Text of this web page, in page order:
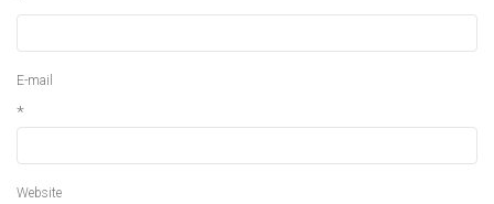
E-mail
*
Website